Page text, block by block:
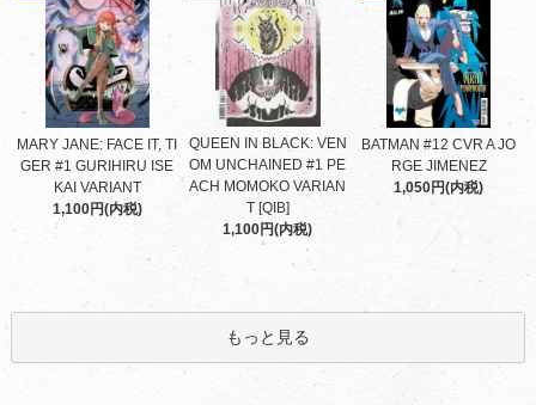
MARY JANE: FACE IT, TI
GER #1 GURIHIRU ISE
KAI VARIANT
1,100円(内税)
QUEEN IN BLACK: VEN
OM UNCHAINED #1 PE
ACH MOMOKO VARIAN
T [QIB]
1,100円(内税)
BATMAN #12 CVR A JO
RGE JIMENEZ
1,050円(内税)
もっと見る